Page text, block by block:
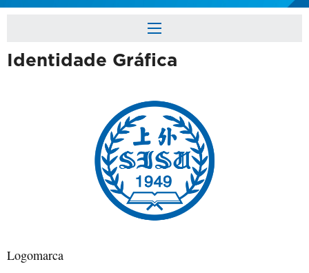
Identidade Gráfica
Logomarca